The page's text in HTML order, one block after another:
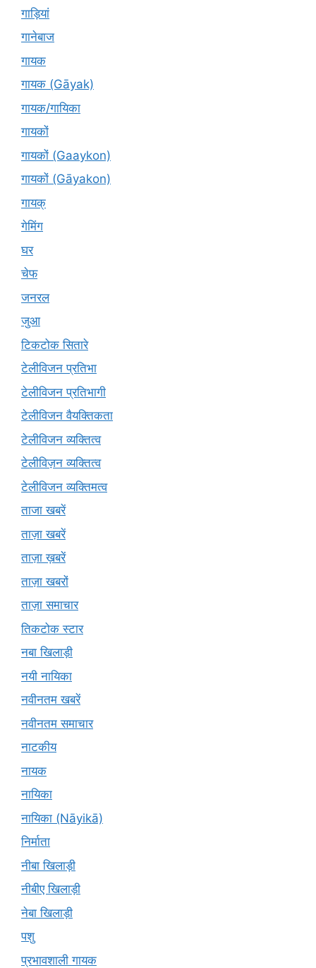
गाड़ियां
गानेबाज
गायक
गायक (Gāyak)
गायक/गायिका
गायकों
गायकों (Gaaykon)
गायकों (Gāyakon)
गायक्
गेमिंग
घर
चेफ
जनरल
जुआ
टिकटोक सितारे
टेलीविजन प्रतिभा
टेलीविजन प्रतिभागी
टेलीविजन वैयक्तिकता
टेलीविजन व्यक्तित्व
टेलीविज़न व्यक्तित्व
टेलीविजन व्यक्तिमत्व
ताजा खबरें
ताज़ा खबरें
ताज़ा ख़बरें
ताज़ा खबरों
ताज़ा समाचार
तिकटोक स्टार
नबा खिलाड़ी
नयी नायिका
नवीनतम खबरें
नवीनतम समाचार
नाटकीय
नायक
नायिका
नायिका (Nāyikā)
निर्माता
नीबा खिलाड़ी
नीबीए खिलाड़ी
नेबा खिलाड़ी
पशु
प्रभावशाली गायक